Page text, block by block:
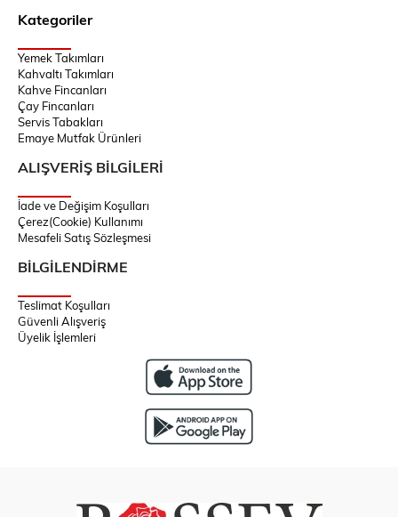
Kategoriler
Yemek Takımları
Kahvaltı Takımları
Kahve Fincanları
Çay Fincanları
Servis Tabakları
Emaye Mutfak Ürünleri
ALIŞVERİŞ BİLGİLERİ
İade ve Değişim Koşulları
Çerez(Cookie) Kullanımı
Mesafeli Satış Sözleşmesi
BİLGİLENDİRME
Teslimat Koşulları
Güvenli Alışveriş
Üyelik İşlemleri